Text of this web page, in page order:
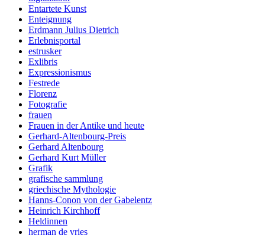
Entartete Kunst
Enteignung
Erdmann Julius Dietrich
Erlebnisportal
estrusker
Exlibris
Expressionismus
Festrede
Florenz
Fotografie
frauen
Frauen in der Antike und heute
Gerhard-Altenbourg-Preis
Gerhard Altenbourg
Gerhard Kurt Müller
Grafik
grafische sammlung
griechische Mythologie
Hanns-Conon von der Gabelentz
Heinrich Kirchhoff
Heldinnen
herman de vries